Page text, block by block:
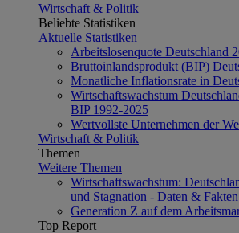
Wirtschaft & Politik
Beliebte Statistiken
Aktuelle Statistiken
Arbeitslosenquote Deutschland
Bruttoinlandsprodukt (BIP)
Monatliche Inflationsrate in
Wirtschaftswachstum
BIP 1992-2025
Wertvollste Unternehmen der
Wirtschaft & Politik
Themen
Weitere Themen
Wirtschaftswachstum:
und Stagnation - Daten & Fakten
Generation Z auf dem
Top Report